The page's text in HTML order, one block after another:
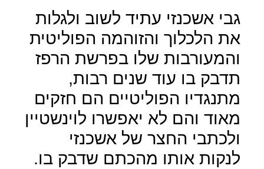
גבי אשכנזי עתיד לשוב ולגלות
את הלכלוך והזוהמה הפוליטית
והמעורבות שלו בפרשת הרפז
תדבק בו עוד שנים רבות,
מתנגדיו הפוליטיים הם חזקים
מאוד והם לא יאפשרו לוינשטיין
ולכתבי החצר של אשכנזי
לנקות אותו מהכתם שדבק בו.